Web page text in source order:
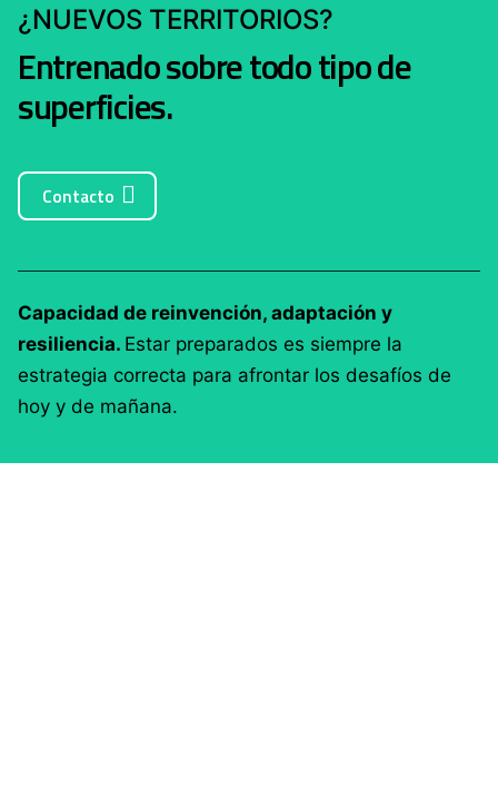
¿NUEVOS TERRITORIOS?
Entrenado sobre todo tipo de
superficies.
Contacto
Capacidad de reinvención, adaptación y
resiliencia. Estar preparados es siempre la
estrategia correcta para afrontar los desafíos de
hoy y de mañana.